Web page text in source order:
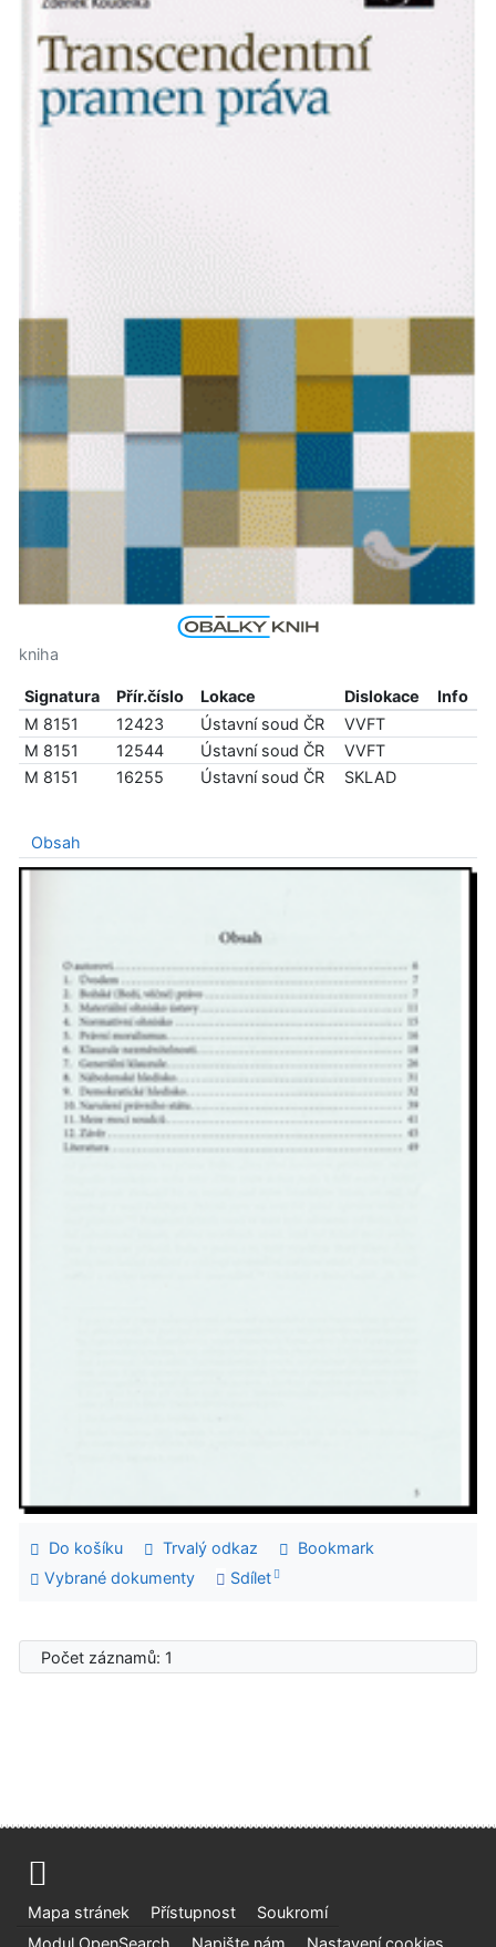
kniha
Signatura Přír.číslo Lokace Dislokace
Info
M 8151
12423 Ústavní soud ČR
VVFT
M 8151
12544 Ústavní soud ČR
VVFT
M 8151
16255 Ústavní soud ČR SKLAD
Obsah
Do košíku Trvalý odkaz
Bookmark
Vybrané dokumenty
Sdílet
Počet záznamů: 1
Mapa stránek Přístupnost
Soukromí
Modul OpenSearch
Napište nám Nastavení cookies